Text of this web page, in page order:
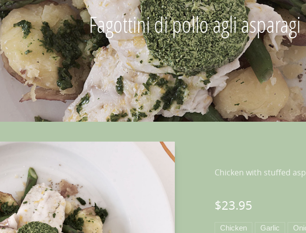
Fagottini di pollo agli asparagi
Chicken with stuffed
$23.95
Chicken Garlic